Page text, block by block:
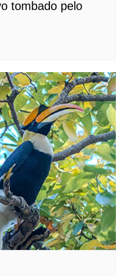
tombado pelo